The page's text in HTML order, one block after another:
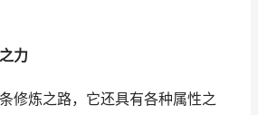
力
修炼之路，它还具有各种属性之